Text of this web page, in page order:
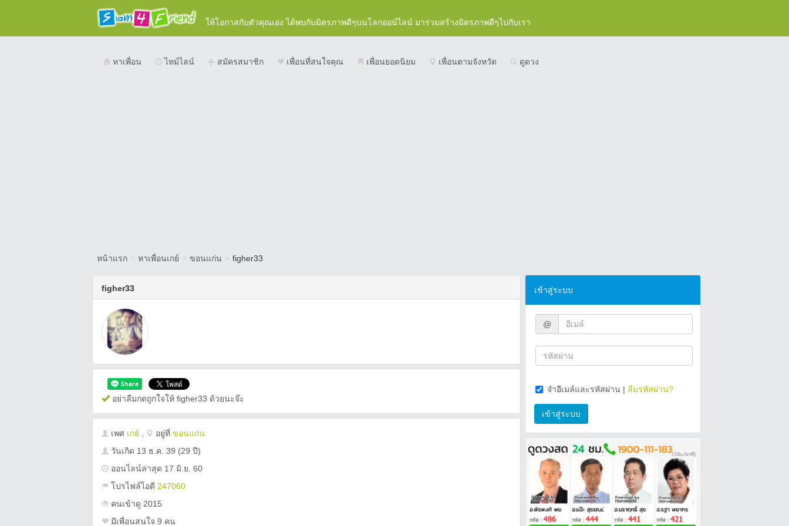
ให้โอกาสกับตัวคุณเอง ได้พบกับมิตรภาพดีๆบนโลกออน์ไลน์ มาร่วมสร้างมิตรภาพดีๆไปกับเรา
หาเพื่อน ไทม์ไลน์ สมัครสมาชิก เพื่อนที่สนใจคุณ เพื่อนยอดนิยม เพื่อนตามจังหวัด ดูดวง
หน้าแรก > หาเพื่อนเกย์ > ขอนแก่น > figher33
figher33
อย่าลืมกดถูกใจให้ figher33 ด้วยนะจ๊ะ
เพศ เกย์ อยู่ที่ ขอนแก่น
วันเกิด 13 ธ.ค. 39 (29 ปี)
ออนไลน์ล่าสุด 17 มิ.ย. 60
โปรไฟล์ไอดี 247060
คนเข้าดู 2015
มีเพื่อนสนใจ 9 คน
เข้าสู่ระบบ
@
จำอีเมล์และรหัสผ่าน | ลืมรหัสผ่าน?
เข้าสู่ระบบ